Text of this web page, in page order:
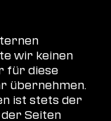
wir keinen
für diese
übernehmen.
ist stets der
Seiten